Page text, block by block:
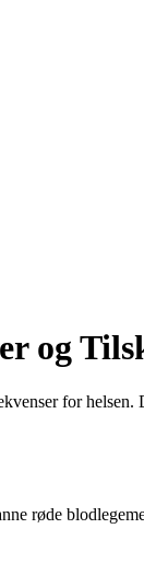
og
for
røde